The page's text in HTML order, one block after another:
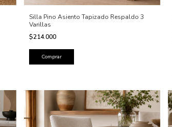
Silla Pino Asiento Tapizado Respaldo 3
Varillas
$214.000